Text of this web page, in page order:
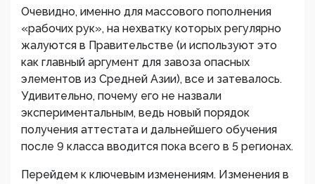
Очевидно, именно для массового пополнения
«рабочих рук», на нехватку которых регулярно
жалуются в Правительстве (и используют это
как главный аргумент для завоза опасных
элементов из Средней Азии), все и затевалось.
Удивительно, почему его не назвали
экспериментальным, ведь новый порядок
получения аттестата и дальнейшего обучения
после 9 класса вводится пока всего в 5 регионах.
Перейдем к ключевым изменениям. Изменения в